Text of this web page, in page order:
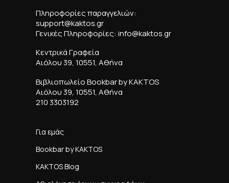
Πληροφορίες παραγγελιών:
support@kaktos.gr
Γενικές Πληροφορίες: info@kaktos.gr
Κεντρικά Γραφεία
Αιόλου 39, 10551, Αθήνα
Βιβλιοπωλείο Bookbar by KAKTOS
Αιόλου 39, 10551, Αθήνα
210 3303192
Για εμάς
Bookbar by KAKTOS
KAKTOS Blog